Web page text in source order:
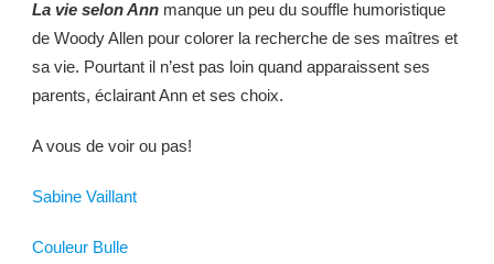
La vie selon Ann manque un peu du souffle humoristique
de Woody Allen pour colorer la recherche de ses maîtres et
sa vie. Pourtant il n’est pas loin quand apparaissent ses
parents, éclairant Ann et ses choix.
A vous de voir ou pas!
Sabine Vaillant
Couleur Bulle